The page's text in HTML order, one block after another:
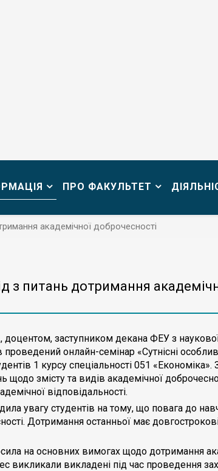
ПРО ФАКУЛЬТЕТ
академічної доброчесності
з питань дотримання
доцентом, заступником декана ФЕУ з
онлайн-семінар «Сутнісні
1 курсу спеціальності 051 «Економіка».
змісту та видів академічної
відповідальності.
увагу студентів на тому, що повага до
Дотримання останньої має
на основних вимогах щодо дотримання
викликали викладені під час проведення